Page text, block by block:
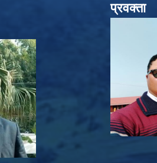
प्रवक्ता